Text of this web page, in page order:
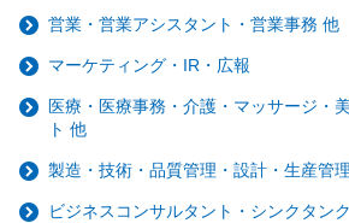
営業・営業アシスタント・営業事務 他
マーケティング・IR・広報
医療・医療事務・介護・マッサージ・
ト 他
製造・技術・品質管理・設計・生産管
ビジネスコンサルタント・シンクタン